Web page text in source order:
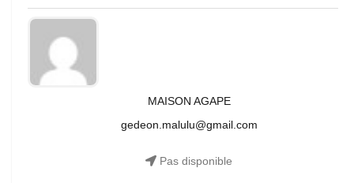
MAISON AGAPE
gedeon.malulu@gmail.com
Pas disponible